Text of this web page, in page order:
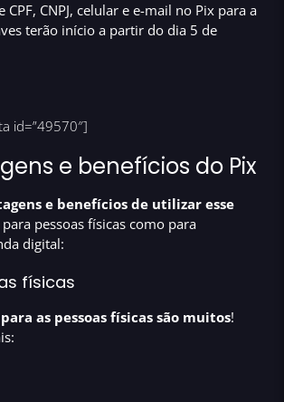
CPF, CNPJ, celular e e-mail no Pix para a
terão início a partir do dia 5 de
id=”49570″]
e benefícios do Pix
e benefícios de utilizar esse
pessoas físicas como para
digital:
físicas
as pessoas físicas são muitos!